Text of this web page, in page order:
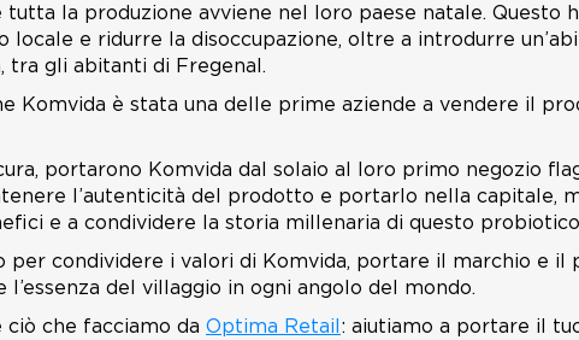
tutta la produzione avviene nel loro paese natale. Questo
e ridurre la disoccupazione, oltre a introdurre
tra gli abitanti di Fregenal.
Komvida è stata una delle prime aziende a vendere il
portarono Komvida dal solaio al loro primo negozio
l’autenticità del prodotto e portarlo nella capitale,
e a condividere la storia millenaria di questo
per condividere i valori di Komvida, portare il marchio e il
del villaggio in ogni angolo del mondo.
che facciamo da Optima Retail: aiutiamo a portare il